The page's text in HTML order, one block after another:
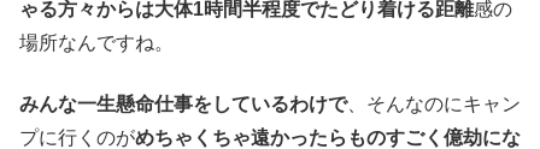
ゃる方々からは大体1時間半程度でたどり着ける距離感の
場所なんですね。
みんな一生懸命仕事をしているわけで、そんなのにキャン
プに行くのがめちゃくちゃ遠かったらものすごく億劫にな